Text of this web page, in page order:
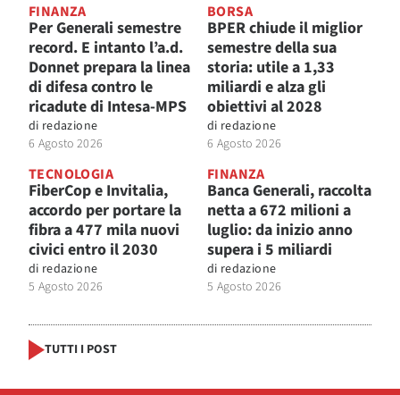
FINANZA
Per Generali semestre
record. E intanto l’a.d.
Donnet prepara la linea
di difesa contro le
ricadute di Intesa-MPS
di redazione
6 Agosto 2026
BORSA
BPER chiude il miglior
semestre della sua
storia: utile a 1,33
miliardi e alza gli
obiettivi al 2028
di redazione
6 Agosto 2026
TECNOLOGIA
FiberCop e Invitalia,
accordo per portare la
fibra a 477 mila nuovi
civici entro il 2030
di redazione
5 Agosto 2026
FINANZA
Banca Generali, raccolta
netta a 672 milioni a
luglio: da inizio anno
supera i 5 miliardi
di redazione
5 Agosto 2026
TUTTI I POST